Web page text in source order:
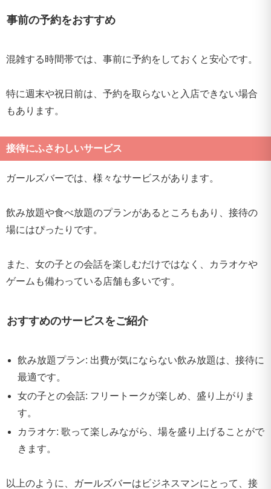
事前の予約をおすすめ
混雑する時間帯では、事前に予約をしておくと安心です。
特に週末や祝日前は、予約を取らないと入店できない場合
もあります。
接待にふさわしいサービス
ガールズバーでは、様々なサービスがあります。
飲み放題や食べ放題のプランがあるところもあり、接待の
場にはぴったりです。
また、女の子との会話を楽しむだけではなく、カラオケや
ゲームも備わっている店舗も多いです。
おすすめのサービスをご紹介
飲み放題プラン: 出費が気にならない飲み放題は、接待に
最適です。
女の子との会話: フリートークが楽しめ、盛り上がりま
す。
カラオケ: 歌って楽しみながら、場を盛り上げることがで
きます。
以上のように、ガールズバーはビジネスマンにとって、接